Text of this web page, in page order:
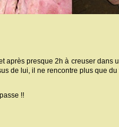
après presque 2h à creuser dans
de lui, il ne rencontre plus que du
!!